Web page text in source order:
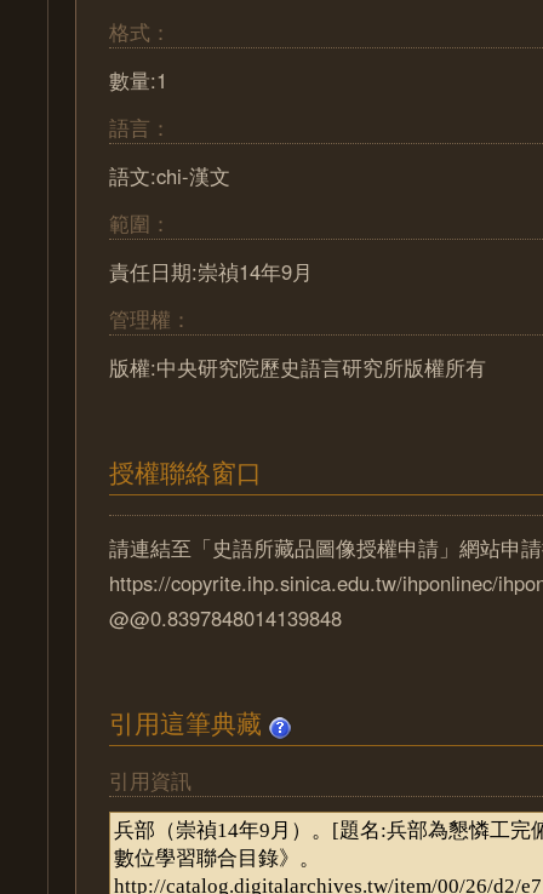
格式：
數量:1
語言：
語文:chi-漢文
範圍：
責任日期:崇禎14年9月
管理權：
版權:中央研究院歷史語言研究所版權所有
授權聯絡窗口
請連結至「史語所藏品圖像授權申請」網站申
https://copyrite.ihp.sinica.edu.tw/ihponlinec/
@@0.8397848014139848
引用這筆典藏
引用資訊